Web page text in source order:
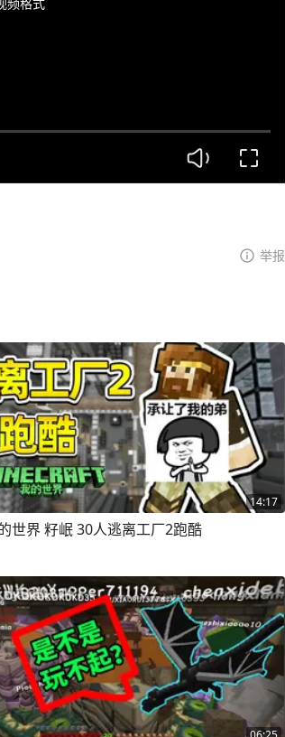
举报
14:17
世界 籽岷 30人逃离工厂2跑酷